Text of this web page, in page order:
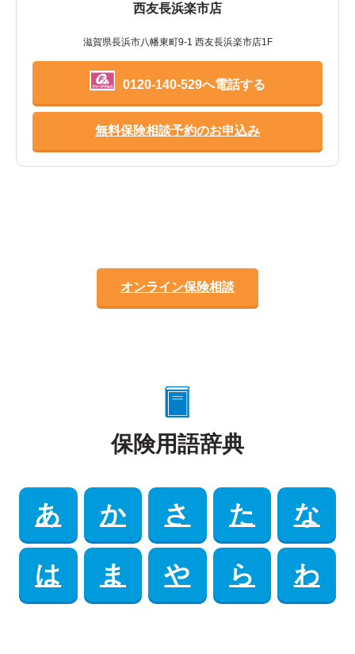
西友長浜楽市店
滋賀県長浜市八幡東町9-1 西友長浜楽市店1F
0120-140-529へ電話する
無料保険相談予約のお申込み
オンライン保険相談
保険用語辞典
あ か さ た な
は ま や ら わ